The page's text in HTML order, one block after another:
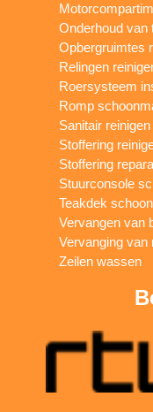
Onderhoud van
Opbergruimtes
Relingen
Roersysteem
Romp
Sanitair reinigen
Stoffering
Stoffering
Stuurconsole
Teakdek
Vervangen van
Vervanging van
Zeilen wassen